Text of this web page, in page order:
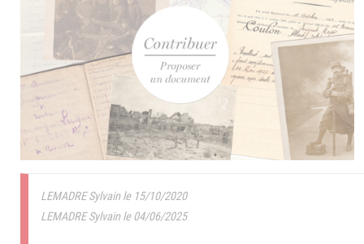
LEMADRE Sylvain le 15/10/2020
LEMADRE Sylvain le 04/06/2025